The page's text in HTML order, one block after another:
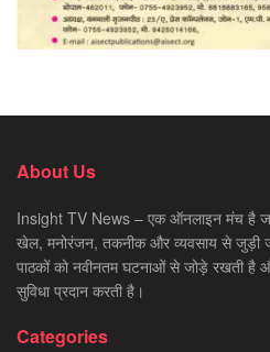
About Us
Insight TV News – एक ऑनलाइन मंच है
खेल, मनोरंजन, तकनीक और व्यवसाय से जुड़ी
पाठकों को नवीनतम घटनाओं से जोड़े रखती है
सुविधा प्रदान करती है।
Categories